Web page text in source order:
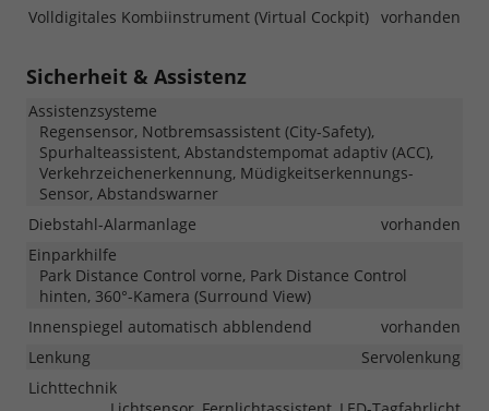
Volldigitales Kombiinstrument (Virtual Cockpit) vorhanden
Sicherheit & Assistenz
Assistenzsysteme
Regensensor, Notbremsassistent (City-Safety),
Spurhalteassistent, Abstandstempomat adaptiv (ACC),
Verkehrzeichenerkennung, Müdigkeitserkennungs-
Sensor, Abstandswarner
Diebstahl-Alarmanlage
vorhanden
Einparkhilfe
Park Distance Control vorne, Park Distance Control
hinten, 360°-Kamera (Surround View)
Innenspiegel automatisch abblendend
vorhanden
Lenkung
Servolenkung
Lichttechnik